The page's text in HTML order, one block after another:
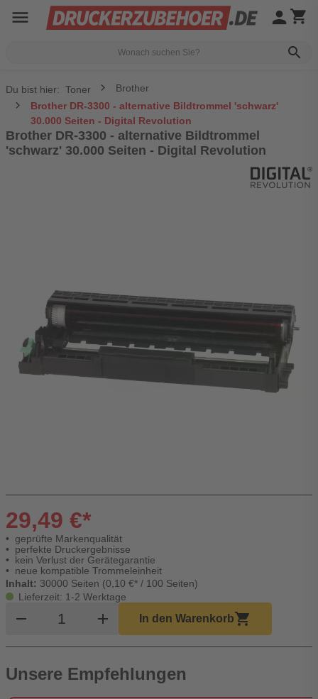
menu
search
person shopping_cart
Du bist hier: Toner
Brother
Brother DR-3300 - alternative Bildtrommel 'schwarz'
30.000 Seiten - Digital Revolution
Brother DR-3300 - alternative Bildtrommel
'schwarz' 30.000 Seiten - Digital Revolution
29,49 €*
geprüfte Markenqualität
perfekte Druckergebnisse
kein Verlust der Gerätegarantie
neue kompatible Trommeleinheit
Inhalt: 30000 Seiten (0,10 €* / 100 Seiten)
Lieferzeit: 1-2 Werktage
remove Produkt Warenkorb Menge
add In den Warenkorbshopping_cart
Unsere Empfehlungen